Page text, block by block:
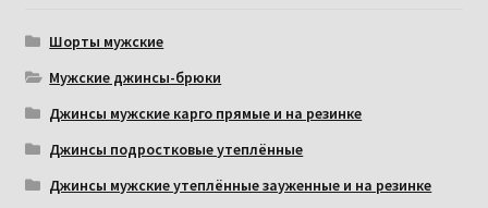
Шорты мужские
Мужские джинсы-брюки
Джинсы мужские карго прямые и на резинке
Джинсы подростковые утеплённые
Джинсы мужские утеплённые зауженные и на резинке